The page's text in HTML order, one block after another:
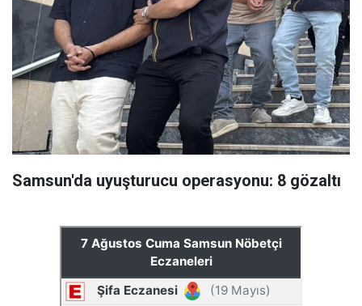
Samsun'da uyuşturucu operasyonu: 8 gözaltı